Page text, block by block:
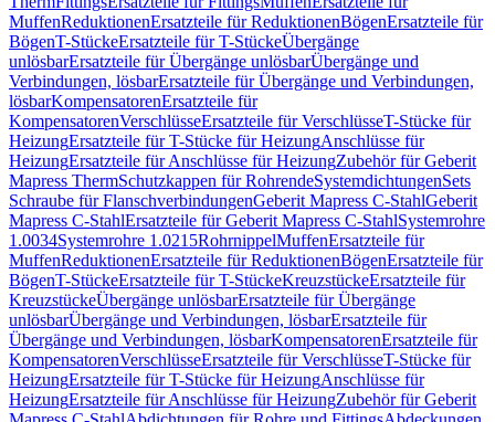
MuffenReduktionenErsatzteile für ReduktionenBögenErsatzteile für
BögenT-StückeErsatzteile für T-StückeÜbergänge
unlösbarErsatzteile für Übergänge unlösbarÜbergänge und
Verbindungen, lösbarErsatzteile für Übergänge und Verbindungen,
lösbarKompensatorenErsatzteile für
KompensatorenVerschlüsseErsatzteile für VerschlüsseT-Stücke für
HeizungErsatzteile für T-Stücke für HeizungAnschlüsse für
HeizungErsatzteile für Anschlüsse für HeizungZubehör für Geberit
Mapress ThermSchutzkappen für RohrendeSystemdichtungenSets
Schraube für FlanschverbindungenGeberit Mapress C-StahlGeberit
Mapress C-StahlErsatzteile für Geberit Mapress C-StahlSystemrohre
1.0034Systemrohre 1.0215RohrnippelMuffenErsatzteile für
MuffenReduktionenErsatzteile für ReduktionenBögenErsatzteile für
BögenT-StückeErsatzteile für T-StückeKreuzstückeErsatzteile für
KreuzstückeÜbergänge unlösbarErsatzteile für Übergänge
unlösbarÜbergänge und Verbindungen, lösbarErsatzteile für
Übergänge und Verbindungen, lösbarKompensatorenErsatzteile für
KompensatorenVerschlüsseErsatzteile für VerschlüsseT-Stücke für
HeizungErsatzteile für T-Stücke für HeizungAnschlüsse für
HeizungErsatzteile für Anschlüsse für HeizungZubehör für Geberit